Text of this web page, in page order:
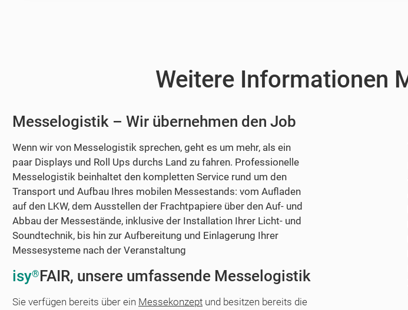
Weitere Informationen
Messelogistik – Wir übernehmen den Job
Wenn wir von Messelogistik sprechen, geht es um mehr, als ein
paar Displays und Roll Ups durchs Land zu fahren. Professionelle
Messelogistik beinhaltet den kompletten Service rund um den
Transport und Aufbau Ihres mobilen Messestands: vom Aufladen
auf den LKW, dem Ausstellen der Frachtpapiere über den Auf- und
Abbau der Messestände, inklusive der Installation Ihrer Licht- und
Soundtechnik, bis hin zur Aufbereitung und Einlagerung Ihrer
Messesysteme nach der Veranstaltung
isy®FAIR, unsere umfassende Messelogistik
Sie verfügen bereits über ein Messekonzept und besitzen bereits die